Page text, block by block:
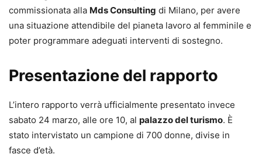
commissionata alla Mds Consulting di Milano, per avere
una situazione attendibile del pianeta lavoro al femminile e
poter programmare adeguati interventi di sostegno.
Presentazione del rapporto
L’intero rapporto verrà ufficialmente presentato invece
sabato 24 marzo, alle ore 10, al palazzo del turismo. È
stato intervistato un campione di 700 donne, divise in
fasce d’età.